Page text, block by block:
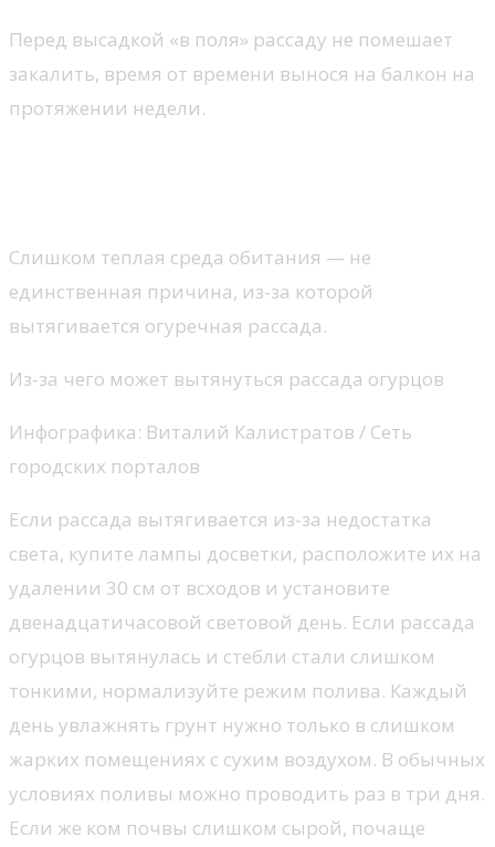
Перед высадкой «в поля» рассаду не помешает
закалить, время от времени вынося на балкон на
протяжении недели.
Слишком теплая среда обитания — не
единственная причина, из-за которой
вытягивается огуречная рассада.
Из-за чего может вытянуться рассада огурцов
Инфографика: Виталий Калистратов / Сеть
городских порталов
Если рассада вытягивается из-за недостатка
света, купите лампы досветки, расположите их на
удалении 30 см от всходов и установите
двенадцатичасовой световой день. Если рассада
огурцов вытянулась и стебли стали слишком
тонкими, нормализуйте режим полива. Каждый
день увлажнять грунт нужно только в слишком
жарких помещениях с сухим воздухом. В обычных
условиях поливы можно проводить раз в три дня.
Если же ком почвы слишком сырой, почаще